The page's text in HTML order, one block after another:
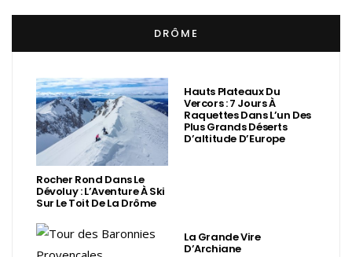
DRÔME
Rocher Rond Dans Le
Dévoluy : L’Aventure À Ski
Sur Le Toit De La Drôme
Hauts Plateaux Du
Vercors : 7 Jours À
Raquettes Dans L’un Des
Plus Grands Déserts
D’altitude D’Europe
La Grande Vire
D’Archiane